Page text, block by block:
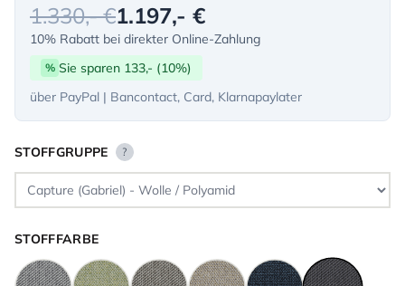
1.330,- €1.197,- €
10% Rabatt bei direkter Online-Zahlung
% Sie sparen 133,- (10%)
über PayPal | Bancontact, Card, Klarnapaylater
STOFFGRUPPE ?
STOFFFARBE